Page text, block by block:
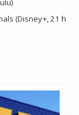
(Disney+, 21 h